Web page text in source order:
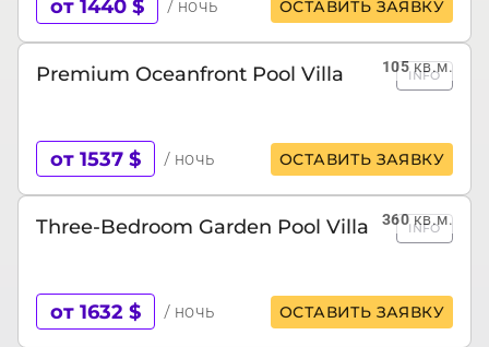
от 1440 $ / ночь ОСТАВИТЬ ЗАЯВКУ
105кв.м.
Premium Oceanfront Pool Villa INFO
от 1537 $ / ночь ОСТАВИТЬ ЗАЯВКУ
360кв.м.
Three-Bedroom Garden Pool Villa INFO
от 1632 $ / ночь ОСТАВИТЬ ЗАЯВКУ